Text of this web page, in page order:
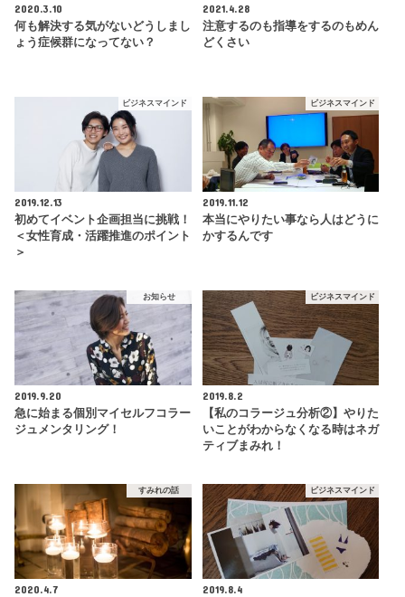
2020.3.10
何も解決する気がないどうしまし
ょう症候群になってない？
2021.4.28
注意するのも指導をするのもめん
どくさい
ビジネスマインド
2019.12.13
初めてイベント企画担当に挑戦！
＜女性育成・活躍推進のポイント
＞
ビジネスマインド
2019.11.12
本当にやりたい事なら人はどうに
かするんです
お知らせ
2019.9.20
急に始まる個別マイセルフコラー
ジュメンタリング！
ビジネスマインド
2019.8.2
【私のコラージュ分析②】やりた
いことがわからなくなる時はネガ
ティブまみれ！
すみれの話
2020.4.7
ビジネスマインド
2019.8.4